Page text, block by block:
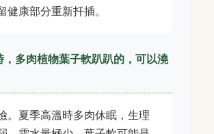
健康部分重新扦插。
，多肉植物葉子軟趴趴的，可以澆
。夏季高溫時多肉休眠，生理